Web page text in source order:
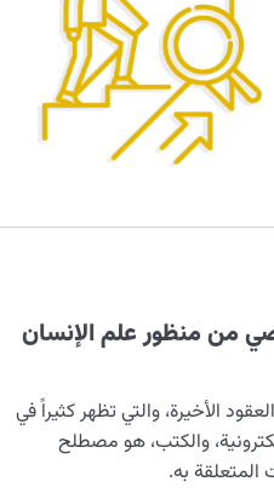
وهل كل أنواع النمو
عنها؟
0/13
من منظور علم الإنسان
الأخيرة، والتي تظهر كثيراً في
والكتب، هو مصطلح
المتعلقة به.